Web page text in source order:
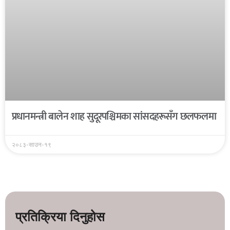
प्रधानमन्त्री बालेन शाह सुदूरपश्चिमका सांसदहरूसँग छलफलमा
२०८३-साउन-१९